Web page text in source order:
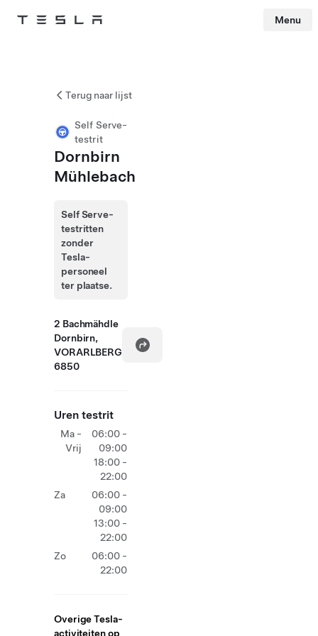
Tesla Menu
Terug naar lijst
Self Serve-
testrit
Dornbirn
Mühlebach
Self Serve-
testritten
zonder
Tesla-
personeel
ter plaatse.
2 Bachmähdle
Dornbirn,
VORARLBERG
6850
Uren testrit
Ma -
Vrij
06:00 -
09:00
18:00 -
22:00
Za
06:00 -
09:00
13:00 -
22:00
Zo
06:00 -
22:00
Overige Tesla-
activiteiten op